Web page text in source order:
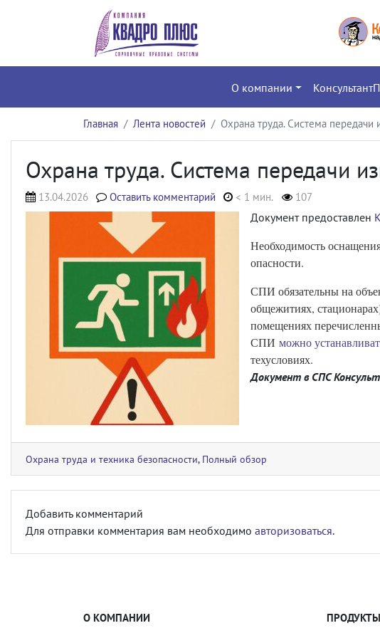
О компании
Главная Лента новостей Охрана труда. Система
Охрана труда. Система передачи
13.04.2026 Оставить комментарий < 1 мин. 107
Документ предоставлен
Необходимость
опасности.
СПИ обязательны на
общежитиях,
помещениях
СПИ можно
техусловиях.
Документ в СПС
Охрана труда и техника безопасности, Полный обзор
Добавить комментарий
Для отправки комментария вам необходимо авторизоваться.
О КОМПАНИИ ПРОДУКТЫ